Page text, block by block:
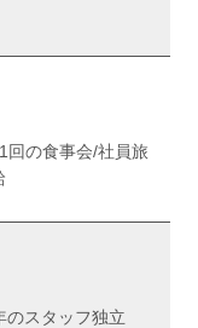
回の食事会/社員旅
のスタッフ独立